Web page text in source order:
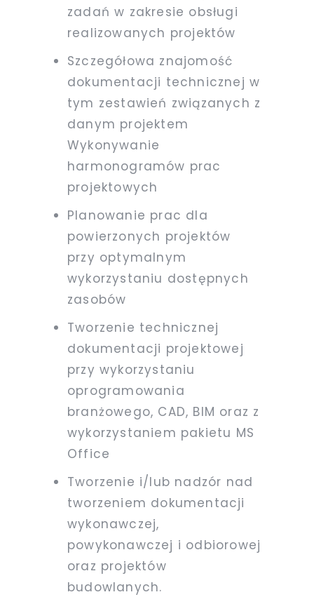
zadań w zakresie obsługi
realizowanych projektów
Szczegółowa znajomość
dokumentacji technicznej w
tym zestawień związanych z
danym projektem
Wykonywanie
harmonogramów prac
projektowych
Planowanie prac dla
powierzonych projektów
przy optymalnym
wykorzystaniu dostępnych
zasobów
Tworzenie technicznej
dokumentacji projektowej
przy wykorzystaniu
oprogramowania
branżowego, CAD, BIM oraz z
wykorzystaniem pakietu MS
Office
Tworzenie i/lub nadzór nad
tworzeniem dokumentacji
wykonawczej,
powykonawczej i odbiorowej
oraz projektów
budowlanych.